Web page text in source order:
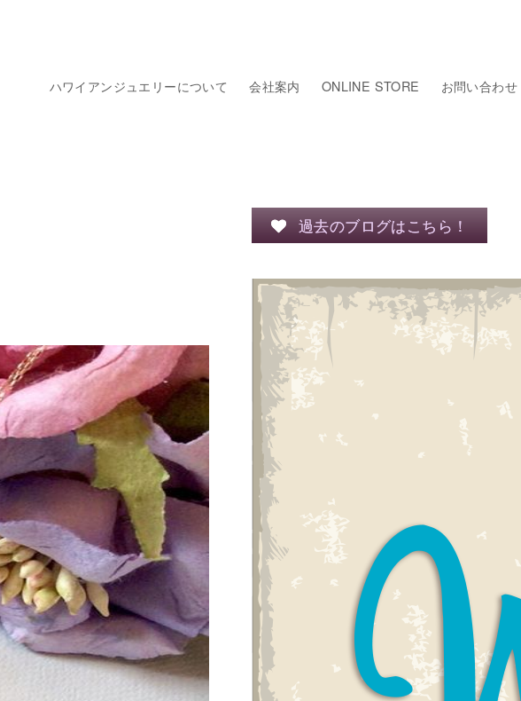
ハワイアンジュエリーについて 会社案内 ONLINE STORE お問い合わせ
過去のブログはこちら！